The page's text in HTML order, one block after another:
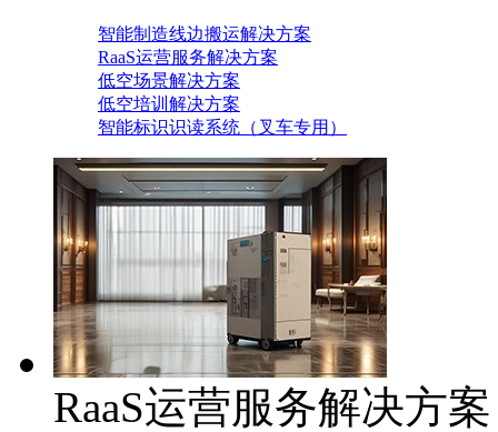
智能制造线边搬运解决方案
RaaS运营服务解决方案
低空场景解决方案
低空培训解决方案
智能标识识读系统（叉车专用）
RaaS运营服务解决方案